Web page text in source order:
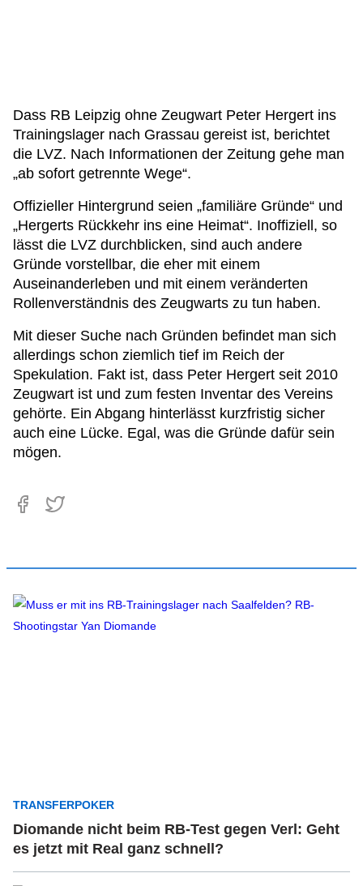
Dass RB Leipzig ohne Zeugwart Peter Hergert ins
Trainingslager nach Grassau gereist ist, berichtet
die LVZ. Nach Informationen der Zeitung gehe man
„ab sofort getrennte Wege“.
Offizieller Hintergrund seien „familiäre Gründe“ und
„Hergerts Rückkehr ins eine Heimat“. Inoffiziell, so
lässt die LVZ durchblicken, sind auch andere
Gründe vorstellbar, die eher mit einem
Auseinanderleben und mit einem veränderten
Rollenverständnis des Zeugwarts zu tun haben.
Mit dieser Suche nach Gründen befindet man sich
allerdings schon ziemlich tief im Reich der
Spekulation. Fakt ist, dass Peter Hergert seit 2010
Zeugwart ist und zum festen Inventar des Vereins
gehörte. Ein Abgang hinterlässt kurzfristig sicher
auch eine Lücke. Egal, was die Gründe dafür sein
mögen.
TRANSFERPOKER
Diomande nicht beim RB-Test gegen Verl: Geht
es jetzt mit Real ganz schnell?